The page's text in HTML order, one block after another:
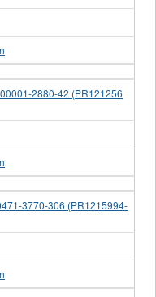
2880-42 (PR121256
3770-306 (PR1215994-